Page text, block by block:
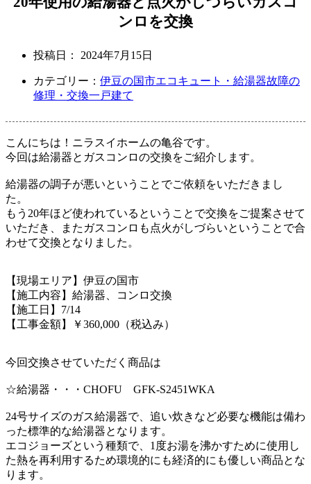
ンロを交換
投稿日： 2024年7月15日
カテゴリー： 伊豆の国市エコキュート・給湯器故障の
修理・交換一戸建て
こんにちは！ニラスイホームの亀谷です。
今回は給湯器とガスコンロの交換をご紹介します。
給湯器の調子が悪いということでご依頼をいただきまし
た。
もう20年ほど使われているということで交換をご提案させて
いただき、またガスコンロも点火がしづらいということで合
わせて交換となりました。
【現場エリア】伊豆の国市
【施工内容】給湯器、コンロ交換
【施工日】7/14
【工事金額】￥360,000（税込み）
今回交換させていただく商品は
☆給湯器・・・CHOFU GFK-S2451WKA
24号サイズのガス給湯器で、追い炊きなど必要な機能は備わ
った標準的な給湯器とな ります。
エコジョーズという種類で、1度お湯を沸かすために使用し
た熱を再利用するため環境的にも経済的にも優しい商品とな
ります。